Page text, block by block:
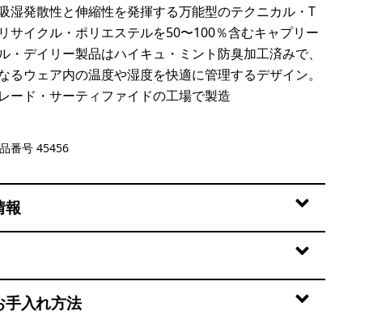
湿発散性と伸縮性を発揮する万能型のテクニカル・T
サイクル・ポリエステルを50〜100％含むキャプリー
・デイリー製品はハイキュ・ミント防臭加工済みで、
るウェア内の温度や湿度を快適に管理するデザイン。
ード・サーティファイドの工場で製造
Yellow - Light Limestone Yellow X-Dye
番号 45456
報
手入れ方法